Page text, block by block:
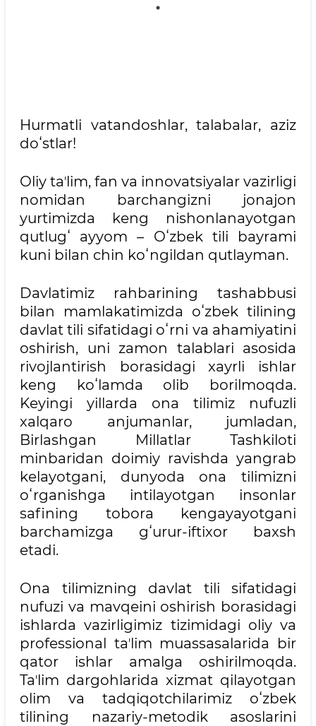
Hurmatli vatandoshlar, talabalar, aziz
doʻstlar!
Oliy taʼlim, fan va innovatsiyalar vazirligi
nomidan barchangizni jonajon
yurtimizda keng nishonlanayotgan
qutlugʻ ayyom – Oʻzbek tili bayrami
kuni bilan chin koʻngildan qutlayman.
Davlatimiz rahbarining tashabbusi
bilan mamlakatimizda oʻzbek tilining
davlat tili sifatidagi oʻrni va ahamiyatini
oshirish, uni zamon talablari asosida
rivojlantirish borasidagi xayrli ishlar
keng koʻlamda olib borilmoqda.
Keyingi yillarda ona tilimiz nufuzli
xalqaro anjumanlar, jumladan,
Birlashgan Millatlar Tashkiloti
minbaridan doimiy ravishda yangrab
kelayotgani, dunyoda ona tilimizni
oʻrganishga intilayotgan insonlar
safining tobora kengayayotgani
barchamizga gʻurur-iftixor baxsh
etadi.
Ona tilimizning davlat tili sifatidagi
nufuzi va mavqeini oshirish borasidagi
ishlarda vazirligimiz tizimidagi oliy va
professional taʼlim muassasalarida bir
qator ishlar amalga oshirilmoqda.
Taʼlim dargohlarida xizmat qilayotgan
olim va tadqiqotchilarimiz oʻzbek
tilining nazariy-metodik asoslarini